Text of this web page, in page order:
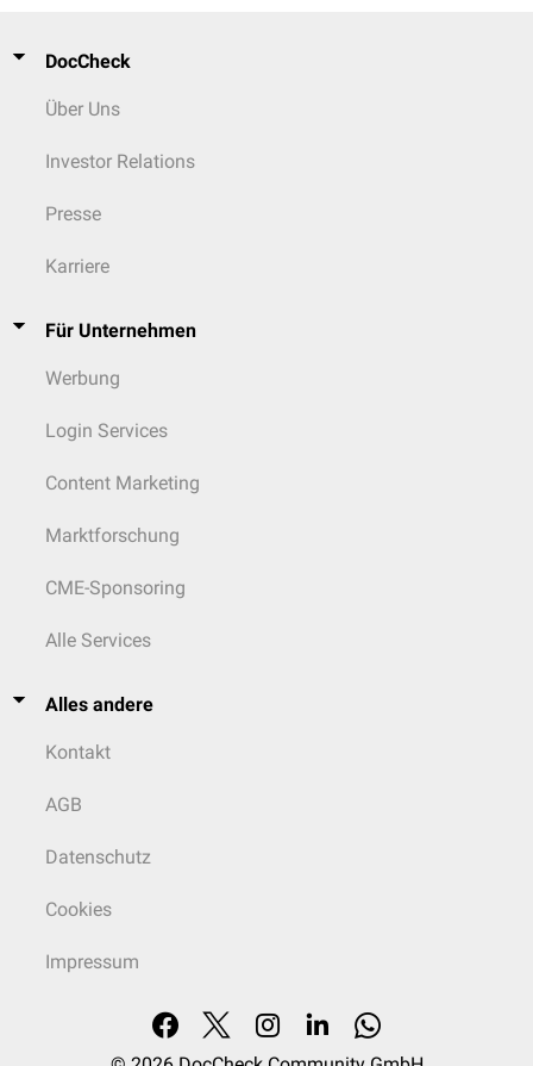
DocCheck
Über Uns
Investor Relations
Presse
Karriere
Für Unternehmen
Werbung
Login Services
Content Marketing
Marktforschung
CME-Sponsoring
Alle Services
Alles andere
Kontakt
AGB
Datenschutz
Cookies
Impressum